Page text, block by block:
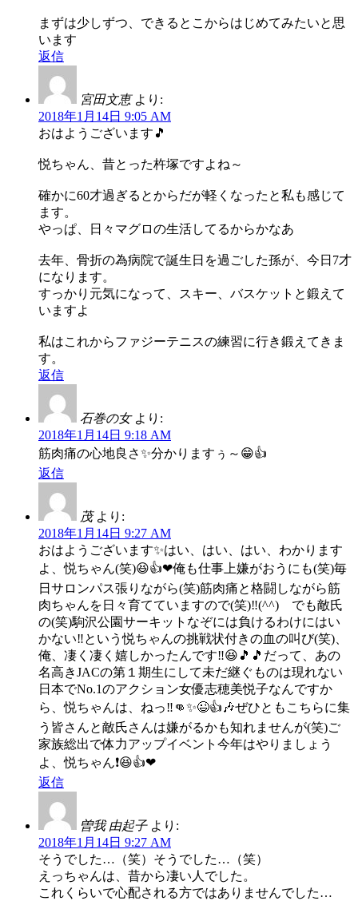
まずは少しずつ、できるとこからはじめてみたいと思
います
返信
宮田文恵 より:
2018年1月14日 9:05 AM
おはようございます🎵
悦ちゃん、昔とった杵塚ですよね～
確かに60才過ぎるとからだが軽くなったと私も感じて
ます。
やっぱ、日々マグロの生活してるからかなあ
去年、骨折の為病院で誕生日を過ごした孫が、今日7才
になります。
すっかり元気になって、スキー、バスケットと鍛えて
いますよ
私はこれからファジーテニスの練習に行き鍛えてきま
す。
返信
石巻の女 より:
2018年1月14日 9:18 AM
筋肉痛の心地良さ✨分かりますぅ～😁👍
返信
茂 より:
2018年1月14日 9:27 AM
おはようございます✨はい、はい、はい、わかります
よ、悦ちゃん(笑)😆👍❤俺も仕事上嫌がおうにも(笑)毎
日サロンパス張りながら(笑)筋肉痛と格闘しながら筋
肉ちゃんを日々育てていますので(笑)‼(^^)ゞでも敵氏
の(笑)駒沢公園サーキットなぞには負けるわけにはい
かない‼という悦ちゃんの挑戦状付きの血の叫び(笑)、
俺、凄く凄く嬉しかったんです‼😆🎵🎵だって、あの
名高きJACの第１期生にして未だ継ぐものは現れない
日本でNo.1のアクション女優志穂美悦子なんですか
ら、悦ちゃんは、ねっ‼👊✨😉👍🎶ぜひともこちらに集
う皆さんと敵氏さんは嫌がるかも知れませんが(笑)ご
家族総出で体力アップイベント今年はやりましょう
よ、悦ちゃん❗😆👍❤
返信
曽我 由起子 より:
2018年1月14日 9:27 AM
そうでした…（笑）そうでした…（笑）
えっちゃんは、昔から凄い人でした。
これくらいで心配される方ではありませんでした…